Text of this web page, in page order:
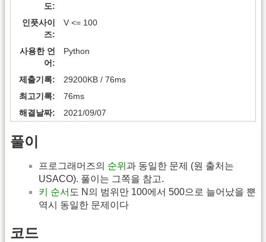
도
인풋사이
즈
V <= 100
사용한 언
어
Python
제출기록
29200KB / 76ms
최고기록
76ms
해결날짜
2021/09/07
풀이
프로그래머즈의 순위 과 동일한 문제 (원 출처는
USACO). 풀이는 그쪽을 참고.
키 순서 도 N의 범위만 100에서 500으로 늘어났을 뿐
역시 동일한 문제이다
코드